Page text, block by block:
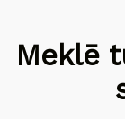
Meklē